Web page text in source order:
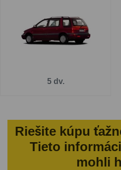
Ivachnová, Senec alebo Prešov.
5 dv.
Riešite kúpu
Tieto
mohli